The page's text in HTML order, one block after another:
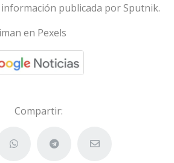
publicada por Sputnik.
en Pexels
Compartir: